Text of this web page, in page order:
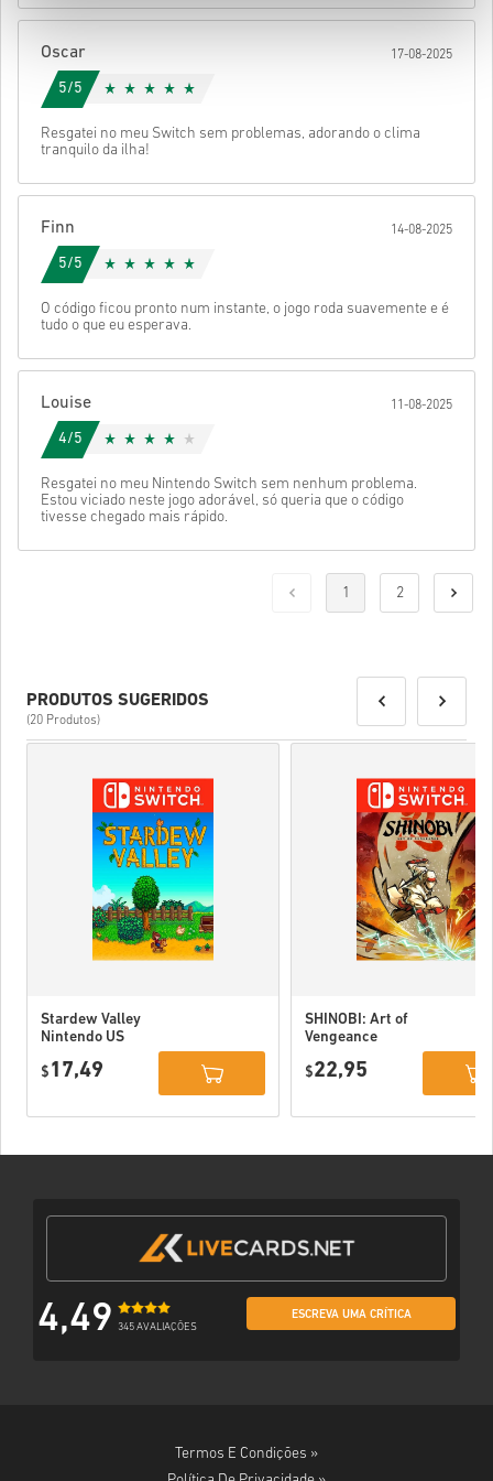
aceder ao teu código.
Oscar 17-08-2025
5/5
Resgatei no meu Switch sem problemas, adorando o clima
tranquilo da ilha!
Finn 14-08-2025
5/5
O código ficou pronto num instante, o jogo roda suavemente e é
tudo o que eu esperava.
Louise 11-08-2025
4/5
Resgatei no meu Nintendo Switch sem nenhum problema.
Estou viciado neste jogo adorável, só queria que o código
tivesse chegado mais rápido.
1 2
PRODUTOS SUGERIDOS
(20 Produtos)
Stardew Valley
Nintendo US
$ 17,49
SHINOBI: Art of
Vengeance
EU
$22,95
4,49 345 AVALIAÇÕES
ESCREVA UMA CRÍTICA
Termos E Condições »